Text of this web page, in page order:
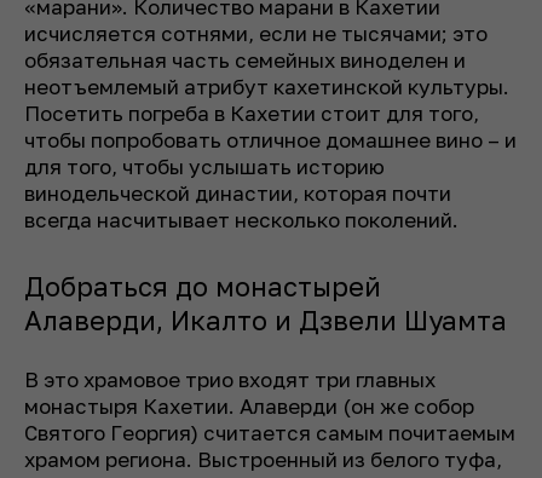
«марани». Количество марани в Кахетии
исчисляется сотнями, если не тысячами; это
обязательная часть семейных виноделен и
неотъемлемый атрибут кахетинской культуры.
Посетить погреба в Кахетии стоит для того,
чтобы попробовать отличное домашнее вино – и
для того, чтобы услышать историю
винодельческой династии, которая почти
всегда насчитывает несколько поколений.
Добраться до монастырей
Алаверди, Икалто и Дзвели Шуамта
В это храмовое трио входят три главных
монастыря Кахетии. Алаверди (он же собор
Святого Гeоргия) считается самым почитаемым
храмом региона. Выстроенный из белого туфа,